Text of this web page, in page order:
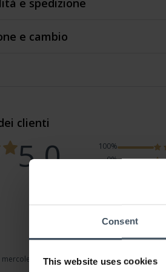
Consent
This website uses cookies
e spedizione
e cambio
clienti
5.0
100%
0%
mercoledì, 29 maggio 2019